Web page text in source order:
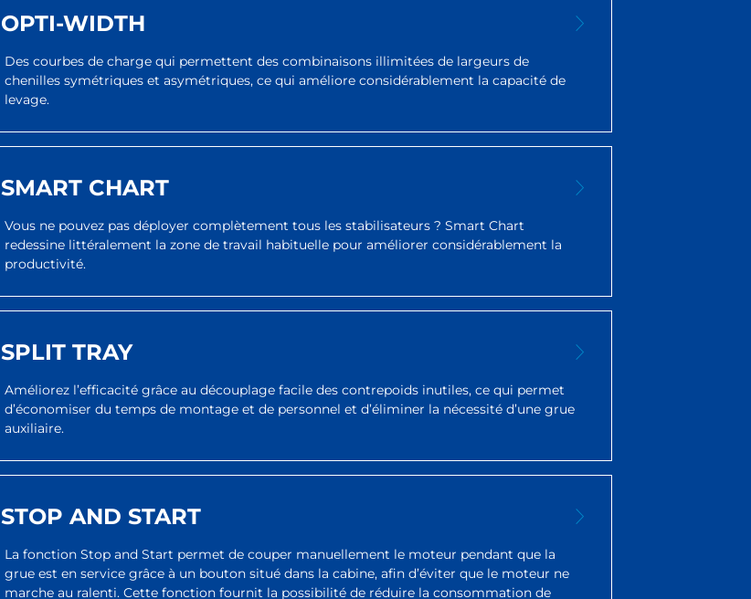
OPTI-WIDTH
Des courbes de charge qui permettent des combinaisons illimitées de largeurs de
chenilles symétriques et asymétriques, ce qui améliore considérablement la capacité de
levage.
SMART CHART
Vous ne pouvez pas déployer complètement tous les stabilisateurs ? Smart Chart
redessine littéralement la zone de travail habituelle pour améliorer considérablement la
productivité.
SPLIT TRAY
Améliorez l’efficacité grâce au découplage facile des contrepoids inutiles, ce qui permet
d’économiser du temps de montage et de personnel et d’éliminer la nécessité d’une grue
auxiliaire.
STOP AND START
La fonction Stop and Start permet de couper manuellement le moteur pendant que la
grue est en service grâce à un bouton situé dans la cabine, afin d’éviter que le moteur ne
marche au ralenti. Cette fonction fournit la possibilité de réduire la consommation de